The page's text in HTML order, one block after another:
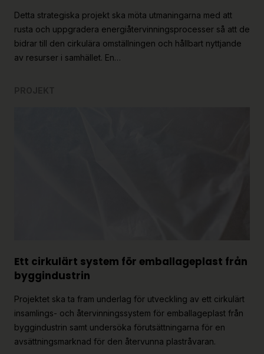
Detta strategiska projekt ska möta utmaningarna med att
rusta och uppgradera energiåtervinningsprocesser så att de
bidrar till den cirkulära omställningen och hållbart nyttjande
av resurser i samhället. En…
Ett cirkulärt system för emballageplast från
byggindustrin
Projektet ska ta fram underlag för utveckling av ett cirkulärt
insamlings- och återvinningssystem för emballageplast från
byggindustrin samt undersöka förutsättningarna för en
avsättningsmarknad för den återvunna plastråvaran.